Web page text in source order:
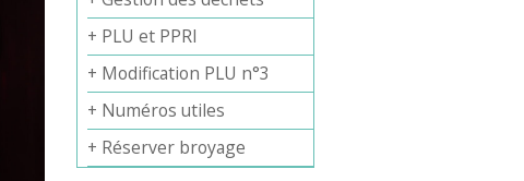
+ PLU et PPRI
+ Modification PLU n°3
+ Numéros utiles
+ Réserver broyage